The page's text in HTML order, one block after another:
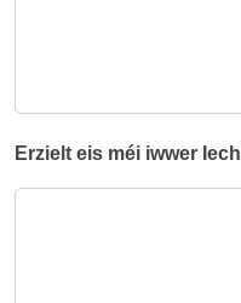
Erzielt eis méi iwwer Iech